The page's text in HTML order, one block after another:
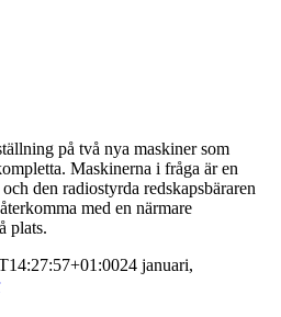
på två nya maskiner som
Maskinerna i fråga är en
den radiostyrda redskapsbäraren
med en närmare
plats.
24 januari,